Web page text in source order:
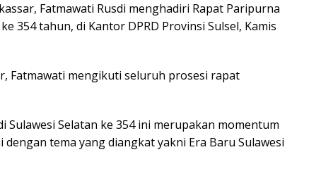
Fatmawati Rusdi menghadiri Rapat Paripurna
354 tahun, di Kantor DPRD Provinsi Sulsel, Kamis
Fatmawati mengikuti seluruh prosesi rapat
Sulawesi Selatan ke 354 ini merupakan momentum
dengan tema yang diangkat yakni Era Baru Sulawesi